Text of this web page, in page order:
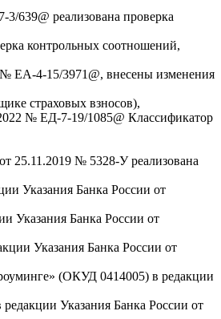
639@ реализована проверка
контрольных соотношений,
ЕА-4-15/3971@, внесены изменения
страховых взносов),
№ ЕД-7-19/1085@ Классификатор
25.11.2019 № 5328-У реализована
Указания Банка России от
Указания Банка России от
Указания Банка России от
(ОКУД 0414005) в редакции
Указания Банка России от